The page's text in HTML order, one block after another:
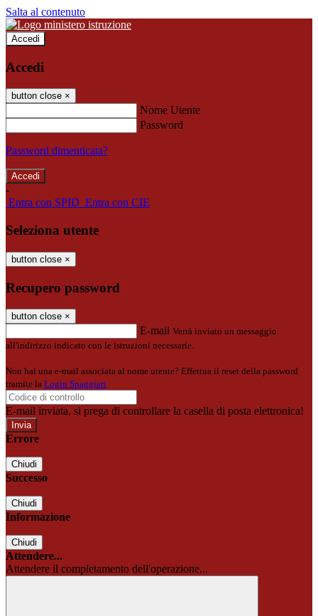
Salta al contenuto
Accedi
Accedi
button close ×
Nome Utente
Password
Password dimenticata?
-
Entra con SPID Entra con CIE
Seleziona utente
button close ×
Recupero password
button close ×
E-mail Verrà inviato un messaggio
all'indirizzo indicato con le istruzioni necessarie.
Non hai una e-mail associata al nome utente? Effettua il reset della password
tramite la Login Spaggiari
E-mail inviata, si prega di controllare la casella di posta elettronica!
Errore
Chiudi
Successo
Chiudi
Informazione
Chiudi
Attendere...
Attendere il completamento dell'operazione...